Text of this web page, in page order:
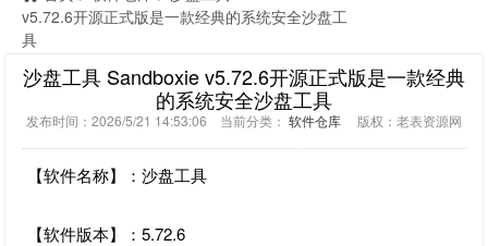
v5.72.6开源正式版是一款经典的系统安全沙盘工
具
沙盘工具 Sandboxie v5.72.6开源正式版是一款经典
的系统安全沙盘工具
发布时间：2026/5/21 14:53:06 当前分类： 软件仓库 版权：老表资源网
【软件名称】：沙盘工具
【软件版本】：5.72.6